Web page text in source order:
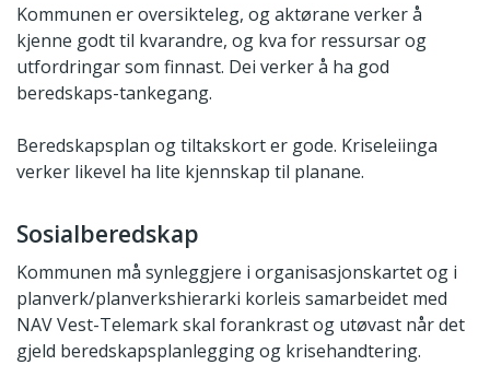
Kommunen er oversikteleg, og aktørane verker å
kjenne godt til kvarandre, og kva for ressursar og
utfordringar som finnast. Dei verker å ha god
beredskaps-tankegang.
Beredskapsplan og tiltakskort er gode. Kriseleiinga
verker likevel ha lite kjennskap til planane.
Sosialberedskap
Kommunen må synleggjere i organisasjonskartet og i
planverk/planverkshierarki korleis samarbeidet med
NAV Vest-Telemark skal forankrast og utøvast når det
gjeld beredskapsplanlegging og krisehandtering.